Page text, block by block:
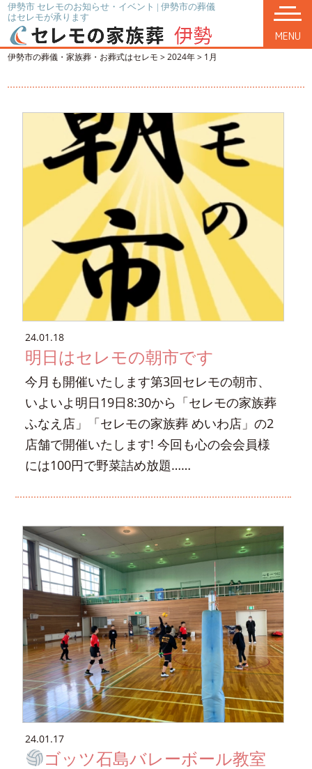
伊勢市 セレモのお知らせ・イベント | 伊勢市の葬儀
はセレモが承ります
MENU
伊勢市の葬儀・家族葬・お葬式はセレモ >2024年> 1月
24.01.18
明日はセレモの朝市です
今月も開催いたします第3回セレモの朝市、
いよいよ明日19日8:30から「セレモの家族葬
ふなえ店」「セレモの家族葬 めいわ店」の2
店舗で開催いたします! 今回も心の会会員様
には100円で野菜詰め放題……
24.01.17
ゴッツ石島バレーボール教室